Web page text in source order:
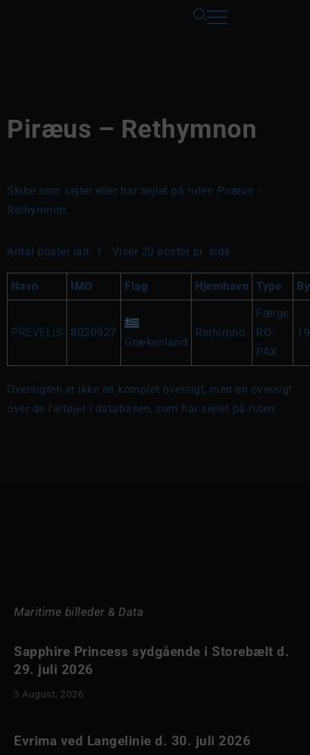
Piræus – Rethymnon
Skibe som sejler eller har sejlet på ruten Piræus –
Rethymnon.
Antal poster ialt: 1 . Viser 20 poster pr. side
Navn IMO Flag Hjemhavn Type
PREVELIS 8020927
Grækenland
Rethimno
Færge
RO-
PAX
Oversigten er ikke en komplet oversigt, men en oversigt
over de fartøjer i databasen, som har sejlet på ruten.
Maritime billeder & Data
Sapphire Princess sydgående i Storebælt d.
29. juli 2026
3 August, 2026
Evrima ved Langelinie d. 30. juli 2026